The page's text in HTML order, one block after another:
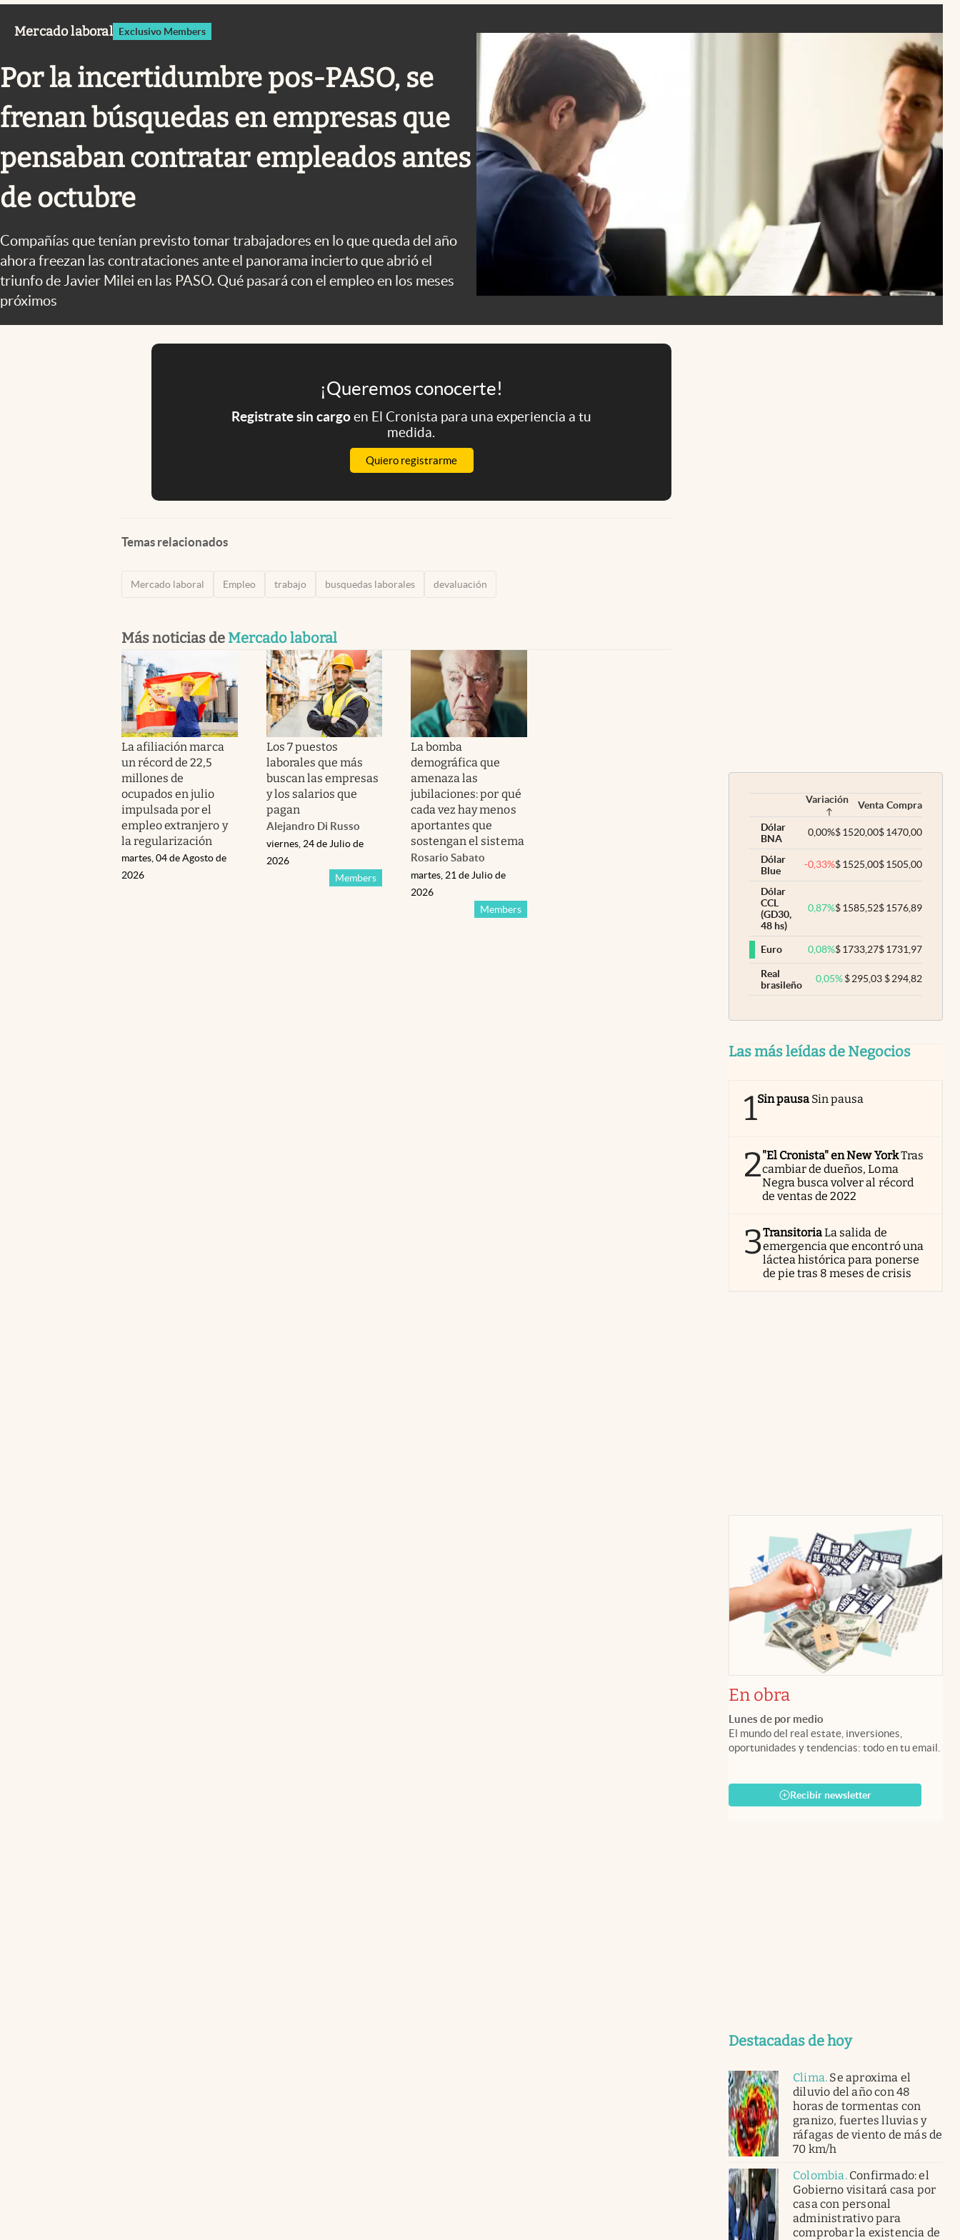
Infotechnology
Clase
Mundial 2026
Eventos Corporativos
El Cronista Studio
Mediakit
abre en nueva pestaña
Mercado laboral Exclusivo Members
Por la incertidumbre pos-PASO, se
frenan búsquedas en empresas que
pensaban contratar empleados antes
de octubre
Compañías que tenían previsto tomar trabajadores en lo que queda del año
ahora freezan las contrataciones ante el panorama incierto que abrió el
triunfo de Javier Milei en las PASO. Qué pasará con el empleo en los meses
próximos
¡Queremos conocerte!
Registrate sin cargoen El Cronista para una experiencia a tu
medida.
Quiero registrarme
Temas relacionados
Mercado laboral Empleo trabajo busquedas laborales devaluación
Más noticias de Mercado laboral
La afiliación marca
un récord de 22,5
millones de
ocupados en julio
impulsada por el
empleo extranjero y
la regularización
martes, 04 de Agosto de
2026
Los 7 puestos
laborales que más
buscan las empresas
y los salarios que
pagan
Alejandro Di Russo
Members
viernes, 24 de Julio de
2026
La bomba
demográfica que
amenaza las
jubilaciones: por qué
cada vez hay menos
aportantes que
sostengan el sistema
Rosario Sabato
Members
martes, 21 de Julio de
2026
Variación Venta Compra
Dólar
BNA
0,00%$1520,00$1470,00
Dólar
Blue
-0,33%$1525,00$1505,00
Dólar
CCL
(GD30,
48 hs)
0,87%$1585,52$1576,89
Euro 0,08%$1733,27$1731,97
Real
brasileño
0,05% $295,03 $294,82
Las más leídas de Negocios
1Sin pausa Sin pausa
2"El Cronista" en New YorkTras
cambiar de dueños, Loma
Negra busca volver al récord
de ventas de 2022
3TransitoriaLa salida de
emergencia que encontró una
láctea histórica para ponerse
de pie tras 8 meses de crisis
En obra
Lunes de por medio
El mundo del real estate, inversiones,
oportunidades y tendencias: todo en tu email.
Recibir newsletter
Destacadas de hoy
Clima. Se aproxima el
diluvio del año con 48
horas de tormentas con
granizo, fuertes lluvias y
ráfagas de viento de más de
70 km/h
Colombia. Confirmado: el
Gobierno visitará casa por
casa con personal
administrativo para
comprobar la existencia de